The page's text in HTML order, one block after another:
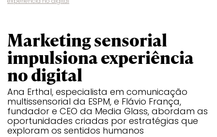
Marketing sensorial
impulsiona experiência
no digital
Ana Erthal, especialista em comunicação
multissensorial da ESPM, e Flávio França,
fundador e CEO da Media Glass, abordam as
oportunidades criadas por estratégias que
exploram os sentidos humanos